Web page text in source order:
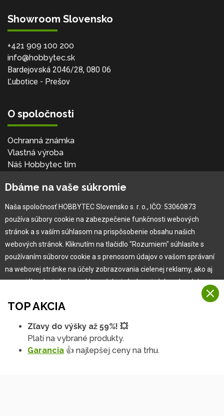
Showroom Slovensko
+421 909 100 200
info@hobbytec.sk
Bardejovská 2046/28, 080 06
Ľubotice - Prešov
O spoločnosti
Ochranná známka
Vlastná výroba
Náš Hobbytec tím
Naša história
Pre zákazníka
Garancia najlepšej ceny
Užívateľský manuál
Reklamácia
TOP AKCIA
Zľavy do výšky až 59%! 💥
Platí na vybrané produkty.
Garancia 👍 najlepšej ceny na trhu.
Dbáme na vaše súkromie
Naša spoločnosť HOBBYTEC Slovensko s. r. o., IČO: 53060873
používa súbory cookie na zabezpečenie funkčnosti webových
stránok a s vaším súhlasom na prispôsobenie obsahu našich
webových stránok. Kliknutím na tlačidlo "Rozumiem" súhlasíte s
používaním súborov cookie a s prenosom údajov o vašom správaní
na webovej stránke na účely zobrazovania cielenej reklamy, ako aj
na sociálnych sieťach a reklamných sieťach na iných webových
Viac informácií
Na našich webových stránkach používame niekoľko kategórií
Rozumiem